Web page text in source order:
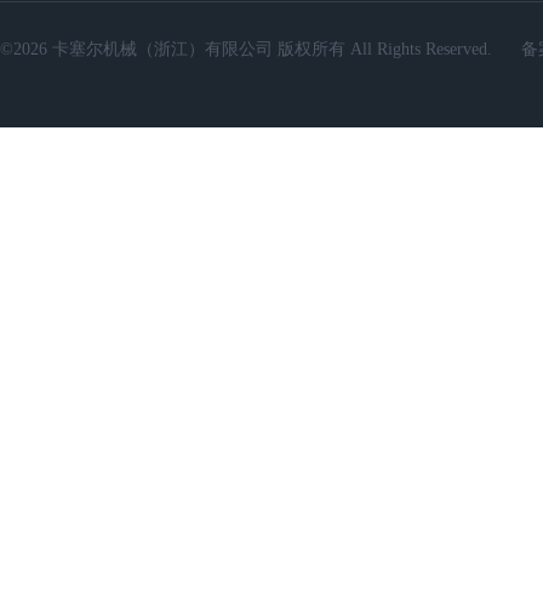
©2026 卡塞尔机械（浙江）有限公司 版权所有 All Rights Reserved. 备